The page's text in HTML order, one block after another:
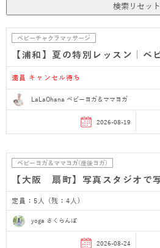
検索リセット
ベビーチャクラマッサージ
満員 キャンセル待ち
LaLaOhana ベビーヨガ＆ママヨガ
2026-08-19
ベビーヨガ＆ママヨガ(産後ヨガ)
定員：5人 (残：4人)
yoga さくらんぼ
2026-08-24